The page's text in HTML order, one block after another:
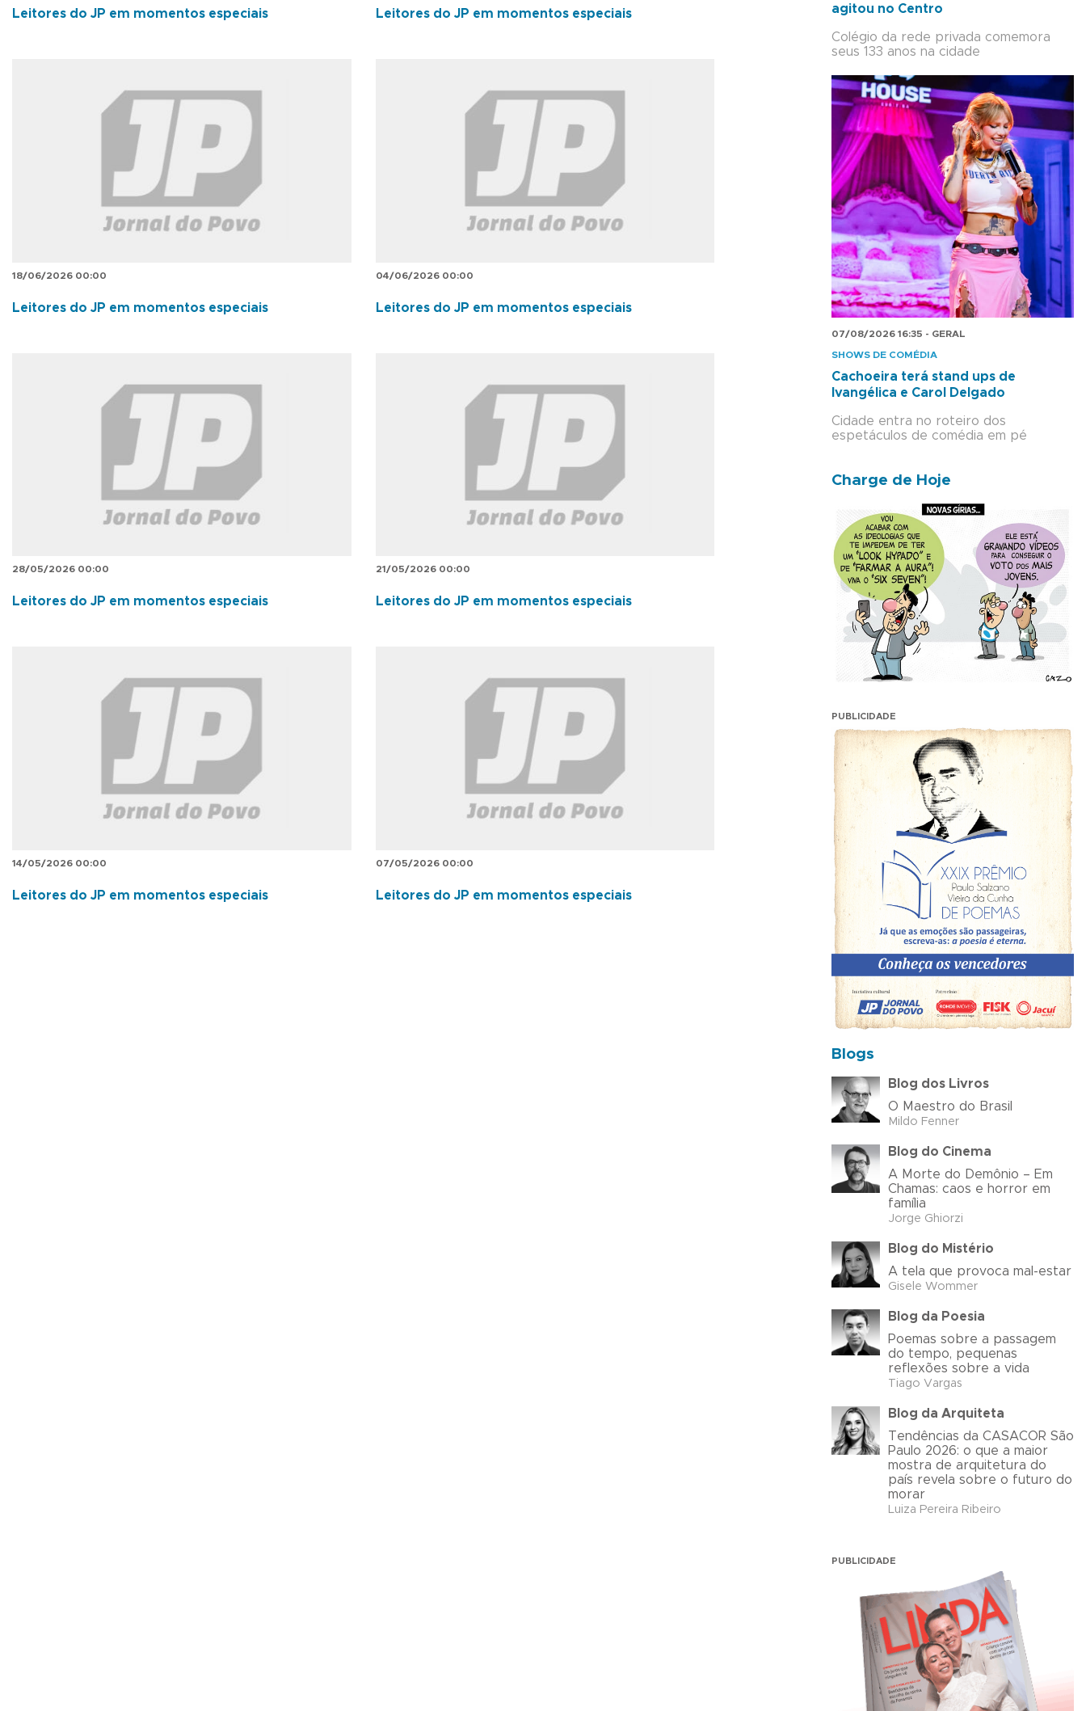
Leitores do JP em momentos especiais Leitores do JP em momentos especiais
18/06/2026 00:00
Leitores do JP em momentos especiais
04/06/2026 00:00
Leitores do JP em momentos especiais
28/05/2026 00:00
Leitores do JP em momentos especiais
21/05/2026 00:00
Leitores do JP em momentos especiais
14/05/2026 00:00
Leitores do JP em momentos especiais
07/05/2026 00:00
Leitores do JP em momentos especiais
agitou no Centro
Colégio da rede privada comemora
seus 133 anos na cidade
07/08/2026 16:35 - GERAL
SHOWS DE COMÉDIA
Cachoeira terá stand ups de
Ivangélica e Carol Delgado
Cidade entra no roteiro dos
espetáculos de comédia em pé
Charge de Hoje
PUBLICIDADE
Blogs
Blog dos Livros
O Maestro do Brasil
Mildo Fenner
Blog do Cinema
A Morte do Demônio – Em
Chamas: caos e horror em
família
Jorge Ghiorzi
Blog do Mistério
A tela que provoca mal-estar
Gisele Wommer
Blog da Poesia
Poemas sobre a passagem
do tempo, pequenas
reflexões sobre a vida
Tiago Vargas
Blog da Arquiteta
Tendências da CASACOR São
Paulo 2026: o que a maior
mostra de arquitetura do
país revela sobre o futuro do
morar
Luiza Pereira Ribeiro
PUBLICIDADE